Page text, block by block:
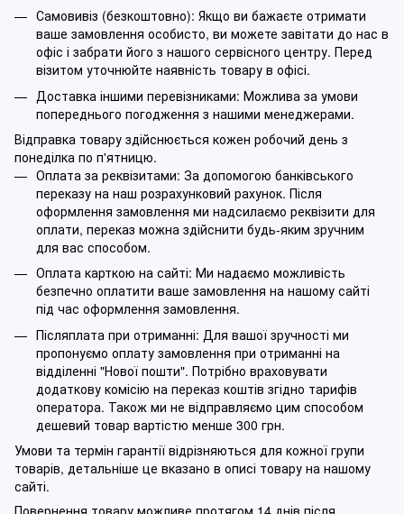
Самовивіз (безкоштовно): Якщо ви бажаєте отримати
ваше замовлення особисто, ви можете завітати до нас в
офіс і забрати його з нашого сервісного центру. Перед
візитом уточнюйте наявність товару в офісі.
Доставка іншими перевізниками: Можлива за умови
попереднього погодження з нашими менеджерами.
Відправка товару здійснюється кожен робочий день з
понеділка по п'ятницю.
Оплата за реквізитами: За допомогою банківського
переказу на наш розрахунковий рахунок. Після
оформлення замовлення ми надсилаємо реквізити для
оплати, переказ можна здійснити будь-яким зручним
для вас способом.
Оплата карткою на сайті: Ми надаємо можливість
безпечно оплатити ваше замовлення на нашому сайті
під час оформлення замовлення.
Післяплата при отриманні: Для вашої зручності ми
пропонуємо оплату замовлення при отриманні на
відділенні "Нової пошти". Потрібно враховувати
додаткову комісію на переказ коштів згідно тарифів
оператора. Також ми не відправляємо цим способом
дешевий товар вартістю менше 300 грн.
Умови та термін гарантії відрізняються для кожної групи
товарів, детальніше це вказано в описі товару на нашому
сайті.